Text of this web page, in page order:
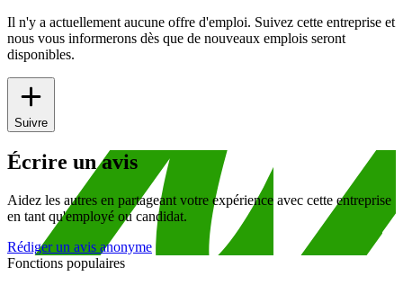
Il n'y a actuellement aucune offre d'emploi. Suivez cette entreprise et
nous vous informerons dès que de nouveaux emplois seront
disponibles.
Suivre
Écrire un avis
Aidez les autres en partageant votre expérience avec cette entreprise
en tant qu'employé ou candidat.
Rédiger un avis anonyme
Fonctions populaires